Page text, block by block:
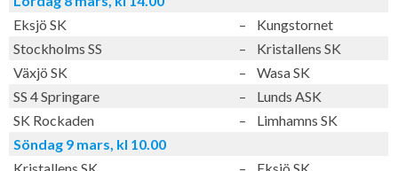
Eksjö SK
–
Kungstornet
Stockholms SS
–
Kristallens SK
Växjö SK
–
Wasa SK
SS 4 Springare
–
Lunds ASK
SK Rockaden
–
Limhamns SK
Söndag 9 mars, kl 10.00
Kristallens SK
–
Eksjö SK